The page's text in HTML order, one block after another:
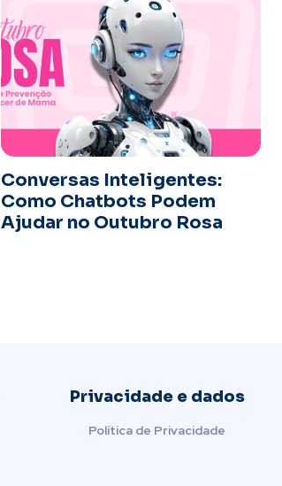
Conversas Inteligentes:
Como Chatbots Podem
Ajudar no Outubro Rosa
Privacidade e dados
Política de Privacidade